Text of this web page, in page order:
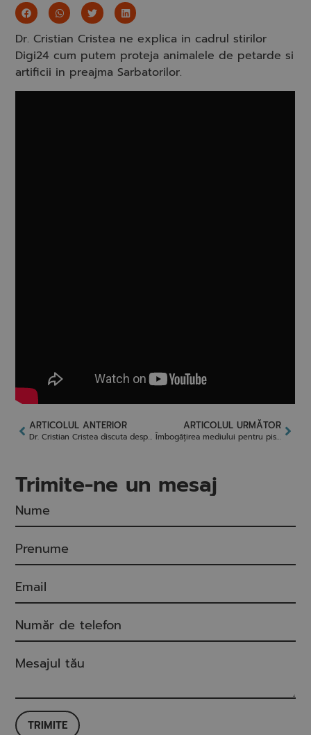
Dr. Cristian Cristea ne explica in cadrul stirilor
Digi24 cum putem proteja animalele de petarde si
artificii in preajma Sarbatorilor.
ARTICOLUL ANTERIOR
Dr. Cristian Cristea discuta despre babesioza la Antena Stars
ARTICOLUL URMĂTOR
Îmbogățirea mediului pentru pisicile de interior
Trimite-ne un mesaj
TRIMITE